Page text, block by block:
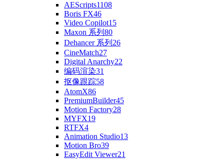
AEScripts1108
Boris FX46
Video Copilot15
Maxon 系列 80
Dehancer 系列 26
CineMatch27
Digital Anarchy22
编码渲染31
抠像跟踪58
AtomX86
PremiumBuilder45
Motion Factory28
MYFX19
RTFX4
Animation Studio13
Motion Bro39
EasyEdit Viewer21